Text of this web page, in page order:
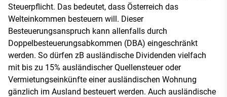
Steuerpflicht. Das bedeutet, dass Österreich das
Welteinkommen besteuern will. Dieser
Besteuerungsanspruch kann allenfalls durch
Doppelbesteuerungsabkommen (DBA) eingeschränkt
werden. So dürfen zB ausländische Dividenden vielfach
mit bis zu 15% ausländischer Quellensteuer oder
Vermietungseinkünfte einer ausländischen Wohnung
gänzlich im Ausland besteuert werden. Auch ausländische